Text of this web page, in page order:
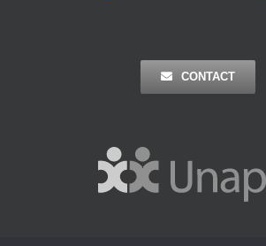
CONTACT